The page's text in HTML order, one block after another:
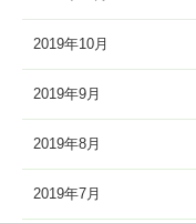
2019年10月
2019年9月
2019年8月
2019年7月